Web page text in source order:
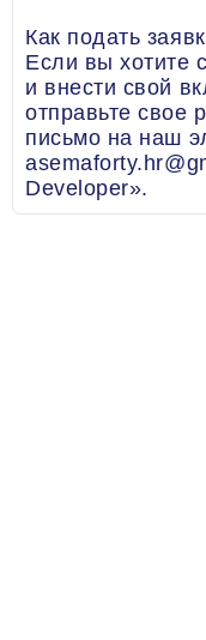
Как подать
Если вы хотите
и внести свой
отправьте свое
письмо на наш
Developer».